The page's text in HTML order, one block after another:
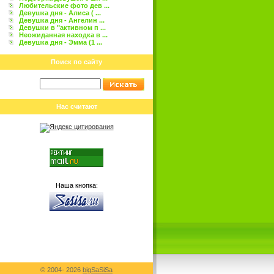
Любительские фото дев ...
Девушка дня - Алиса ( ...
Девушка дня - Ангелин ...
Девушки в "активном п ...
Неожиданная находка в ...
Девушка дня - Эмма (1 ...
Поиск по сайту
Нас считают
Наша кнопка:
© 2004- 2026 bigSaSiSa